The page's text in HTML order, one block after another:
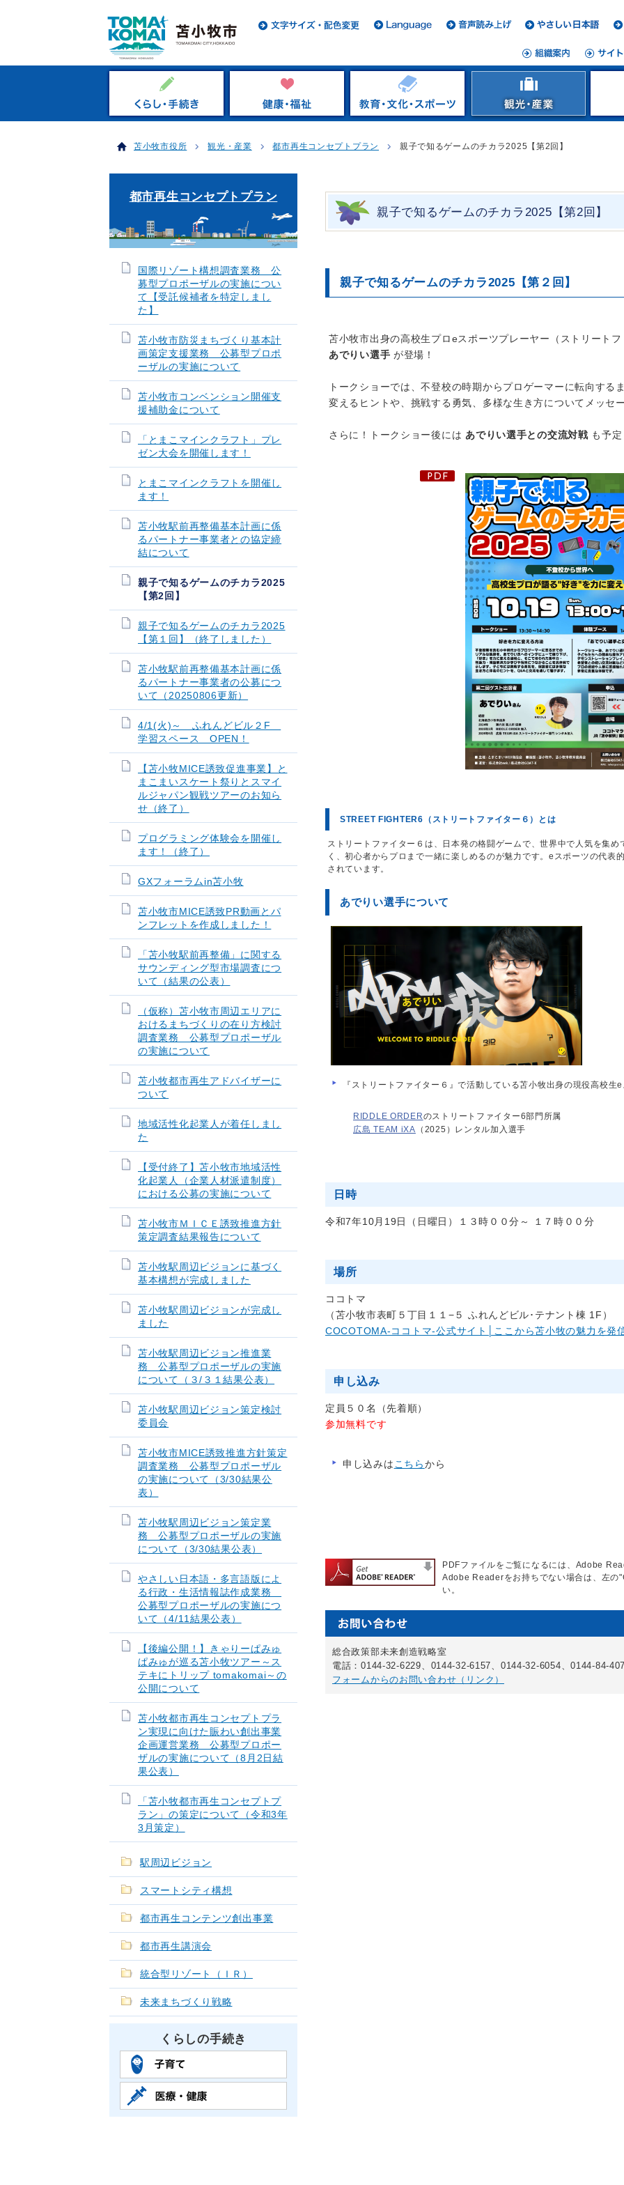
苫小牧市役所 観光・産業 都市再生コンセプトプラン 親子で知るゲームのチカラ2025【第2回】
親子で知るゲームのチカラ2025【第2回】
親子で知るゲームのチカラ2025【第２回】
苫小牧市出身の高校生プロeスポーツプレーヤー（ストリート
あでりい選手 が登場！
トークショーでは、不登校の時期からプロゲーマーに転向する
変えるヒントや、挑戦する勇気、多様な生き方についてメッセ
さらに！トークショー後には あでりい選手との交流対戦 も予
STREET FIGHTER6（ストリートファイター６） とは
ストリートファイター６は、日本発の格闘ゲームで、世界中で人気を集
く、初心者からプロまで一緒に楽しめるのが魅力です。eスポーツの代表
されています。
あでりい選手について
『ストリートファイター６』で活動している苫小牧出身の現役高校生
RIDDLE ORDERのストリートファイター6部門所属
広島 TEAM iXA （2025）レンタル加入選手
日時
令和7年10月19日（日曜日）１３時００分～ １７時００分
場所
ココトマ
（苫小牧市表町５丁目１１−５ ふれんどビル･テナント棟 1F）
COCOTOMA-ココトマ-公式サイト│ここから苫小牧の魅力を発
申し込み
定員５０名（先着順）
参加無料です
申し込みは こちらから
PDFファイルをご覧になるには、Adobe
Adobe Readerをお持ちでない場合は、左
い。
総合政策部未来創造戦略室
電話：0144-32-6229、0144-32-6157、0144-32-6054、0144-84-
フォームからのお問い合わせ（リンク）
都市再生コンセプトプラン
国際リゾート構想調査業務 公
募型プロポーザルの実施につい
て【受託候補者を特定しまし
た】
苫小牧市防災まちづくり基本計
画策定支援業務 公募型プロポ
ーザルの実施について
苫小牧市コンベンション開催支
援補助金について
「とまこマインクラフト」プレ
ゼン大会を開催します！
とまこマインクラフトを開催し
ます！
苫小牧駅前再整備基本計画に係
るパートナー事業者との協定締
結について
親子で知るゲームのチカラ2025
【第2回】
親子で知るゲームのチカラ2025
【第１回】（終了しました）
苫小牧駅前再整備基本計画に係
るパートナー事業者の公募につ
いて（20250806更新）
4/1(火)～ ふれんどビル２F
学習スペース OPEN！
【苫小牧MICE誘致促進事業】と
まこまいスケート祭りとスマイ
ルジャパン観戦ツアーのお知ら
せ（終了）
プログラミング体験会を開催し
ます！（終了）
GXフォーラムin苫小牧
苫小牧市MICE誘致PR動画とパ
ンフレットを作成しました！
「苫小牧駅前再整備」に関する
サウンディング型市場調査につ
いて（結果の公表）
（仮称）苫小牧市周辺エリアに
おけるまちづくりの在り方検討
調査業務 公募型プロポーザル
の実施について
苫小牧都市再生アドバイザーに
ついて
地域活性化起業人が着任しまし
た
【受付終了】苫小牧市地域活性
化起業人（企業人材派遣制度）
における公募の実施について
苫小牧市ＭＩＣＥ誘致推進方針
策定調査結果報告について
苫小牧駅周辺ビジョンに基づく
基本構想が完成しました
苫小牧駅周辺ビジョンが完成し
ました
苫小牧駅周辺ビジョン推進業
務 公募型プロポーザルの実施
について（３/３１結果公表）
苫小牧駅周辺ビジョン策定検討
委員会
苫小牧市MICE誘致推進方針策定
調査業務 公募型プロポーザル
の実施について（3/30結果公
表）
苫小牧駅周辺ビジョン策定業
務 公募型プロポーザルの実施
について（3/30結果公表）
やさしい日本語・多言語版によ
る行政・生活情報誌作成業務
公募型プロポーザルの実施につ
いて（4/11結果公表）
【後編公開！】きゃりーぱみゅ
ぱみゅが巡る苫小牧ツアー～ス
テキにトリップ tomakomai～の
公開について
苫小牧都市再生コンセプトプラ
ン実現に向けた賑わい創出事業
企画運営業務 公募型プロポー
ザルの実施について（8月2日結
果公表）
「苫小牧都市再生コンセプトプ
ラン」の策定について（令和3年
3月策定）
駅周辺ビジョン
スマートシティ構想
都市再生コンテンツ創出事業
都市再生講演会
統合型リゾート（ＩＲ）
未来まちづくり戦略
くらしの手続き